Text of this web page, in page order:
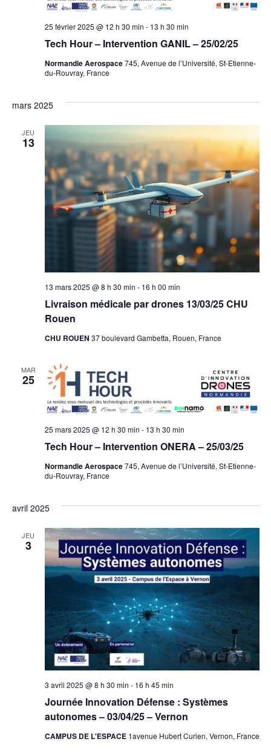
Tech Hour – Intervention GANIL – 25/02/25
25 février 2025 @ 12 h 30 min - 13 h 30 min
Normandie Aerospace745, Avenue de l’Université, St-Etienne-
du-Rouvray, France
mars 2025
JEU
13
Livraison médicale par drones 13/03/25 CHU
Rouen
13 mars 2025 @ 8 h 30 min - 16 h 00 min
CHU ROUEN 37 boulevard Gambetta, Rouen, France
MAR
25
Tech Hour – Intervention ONERA – 25/03/25
25 mars 2025 @ 12 h 30 min - 13 h 30 min
Normandie Aerospace745, Avenue de l’Université, St-Etienne-
du-Rouvray, France
avril 2025
JEU
3
Journée Innovation Défense : Systèmes
autonomes – 03/04/25 – Vernon
3 avril 2025 @ 8 h 30 min - 16 h 45 min
CAMPUS DE L'ESPACE 1avenue Hubert Curien, Vernon, France